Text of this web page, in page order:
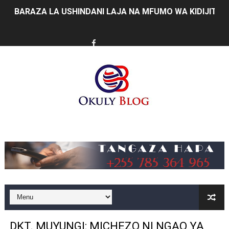
BARAZA LA USHINDANI LAJA NA MFUMO WA
SERIKALI KUIMARISHA MIUNDOMBINU KUCHOCHEA
WATUHUMIWA ZAIDI YA 14 WAKAMATWA KWA
WMA YAMUAHIDI MKUU WA WILAYA YA IRAMBA
AJIRA ZAIDI YA 420 ZAZALISHWA KUPITIA UJENZI WA
TANTRADE YAWATAKA WAZALISHAJI KUTUMIA
DKT. MUYUNGI: MICHEZO NI NGAO YA